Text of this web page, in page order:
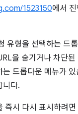
1523150에서
유형을 선택하는 드
을 숨기거나 차단
는 드롭다운 메뉴가
니다.
즉시 다시 표시하려면